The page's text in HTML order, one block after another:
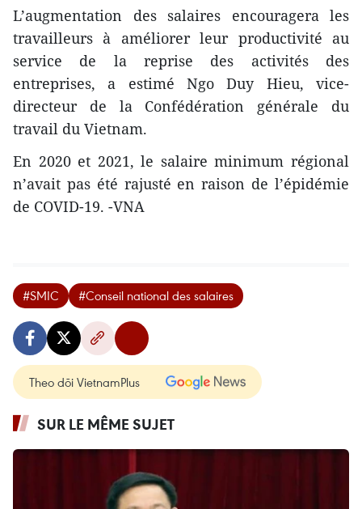
L’augmentation des salaires encouragera les
travailleurs à améliorer leur productivité au
service de la reprise des activités des
entreprises, a estimé Ngo Duy Hieu, vice-
directeur de la Confédération générale du
travail du Vietnam.
En 2020 et 2021, le salaire minimum régional
n’avait pas été rajusté en raison de l’épidémie
de COVID-19. -VNA
#SMIC #Conseil national des salaires
Theo dõi VietnamPlus
SUR LE MÊME SUJET